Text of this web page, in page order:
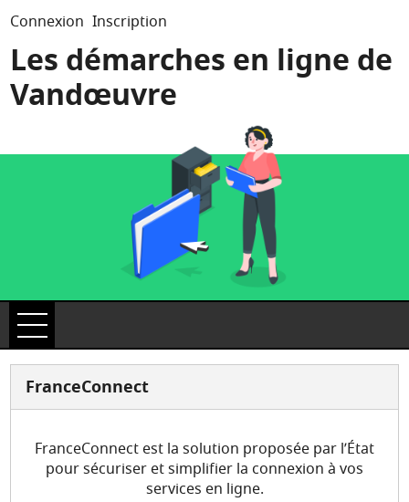
Les démarches en ligne de
Vandœuvre
Connexion Inscription
Ouvrir le menu
Accueil
Mes demandes
Mon compte
FranceConnect
FranceConnect est la solution proposée par l’État
pour sécuriser et simplifier la connexion à vos
services en ligne.